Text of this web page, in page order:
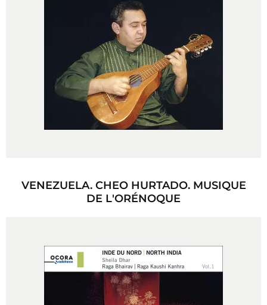
VENEZUELA. CHEO HURTADO. MUSIQUE
DE L'ORÉNOQUE